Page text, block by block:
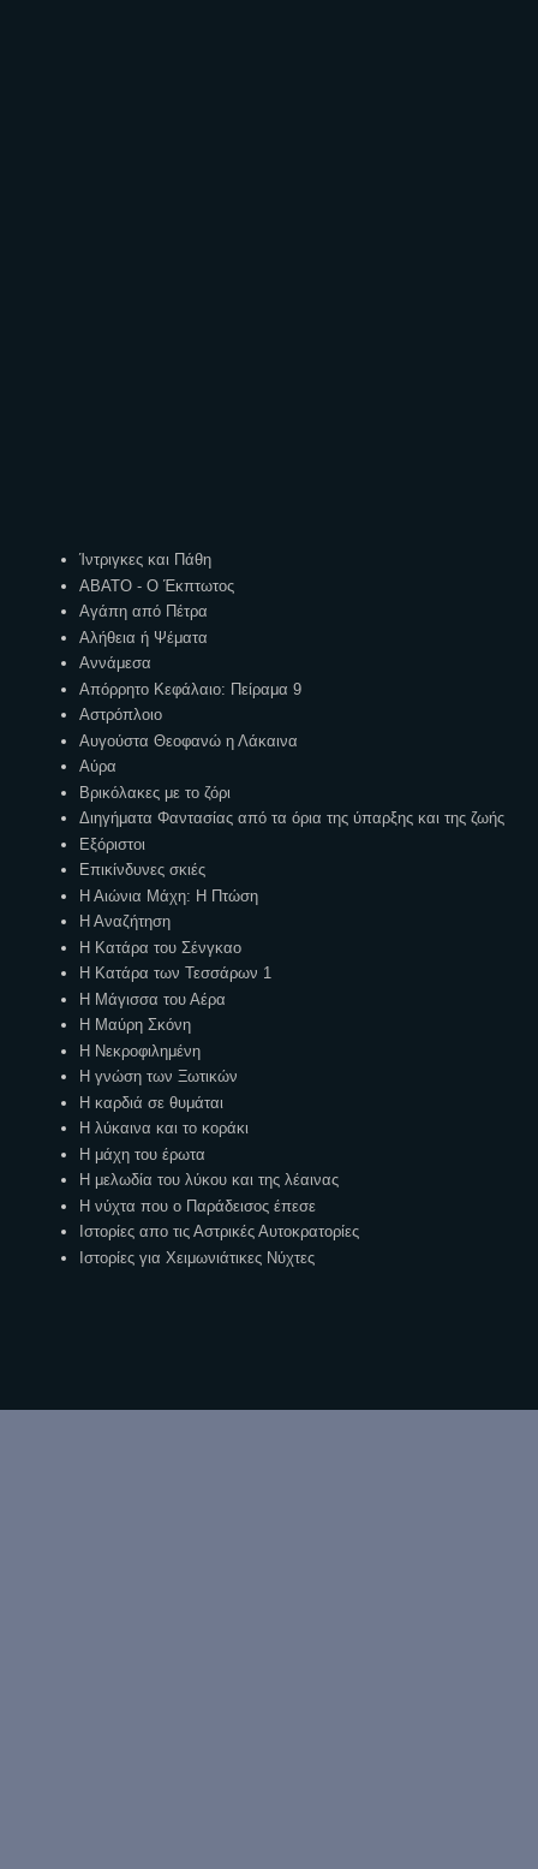
Ίντριγκες και Πάθη
ΑΒΑΤΟ - Ο Έκπτωτος
Αγάπη από Πέτρα
Αλήθεια ή Ψέματα
Αννάμεσα
Απόρρητο Κεφάλαιο: Πείραμα 9
Αστρόπλοιο
Αυγούστα Θεοφανώ η Λάκαινα
Αύρα
Βρικόλακες με το ζόρι
Διηγήματα Φαντασίας από τα όρια της ύπαρξης και της ζωής
Εξόριστοι
Επικίνδυνες σκιές
Η Αιώνια Μάχη: Η Πτώση
Η Αναζήτηση
Η Κατάρα του Σένγκαο
Η Κατάρα των Τεσσάρων 1
Η Μάγισσα του Αέρα
Η Μαύρη Σκόνη
Η Νεκροφιλημένη
Η γνώση των Ξωτικών
Η καρδιά σε θυμάται
Η λύκαινα και το κοράκι
Η μάχη του έρωτα
Η μελωδία του λύκου και της λέαινας
Η νύχτα που ο Παράδεισος έπεσε
Ιστορίες απο τις Αστρικές Αυτοκρατορίες
Ιστορίες για Χειμωνιάτικες Νύχτες